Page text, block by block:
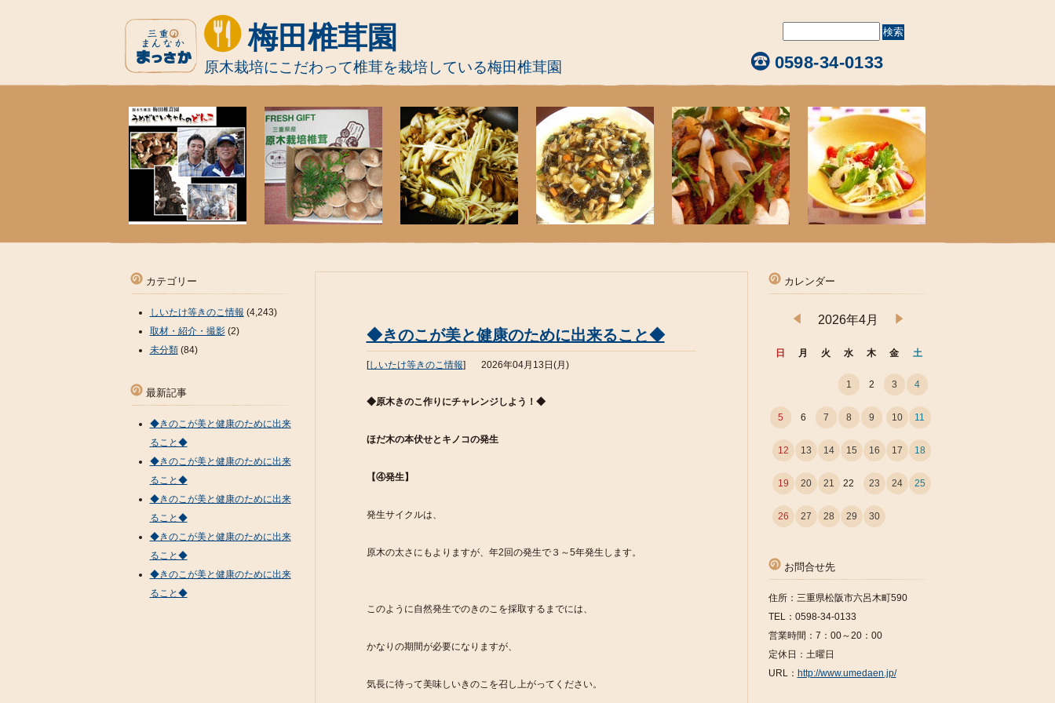
梅田椎茸園
原木栽培にこだわって椎茸を栽培している梅田椎茸園 0598-34-0133
◆きのこが美と健康のために出来ること◆
[しいたけ等きのこ情報] 2026年04月13日(月)
◆原木きのこ作りにチャレンジしよう！◆
ほだ木の本伏せとキノコの発生
【④発生】
発生サイクルは、
原木の太さにもよりますが、年2回の発生で３～5年発生します。
このように自然発生でのきのこを採取するまでには、
かなりの期間が必要になりますが、
気長に待って美味しいきのこを召し上がってください。
カテゴリー
しいたけ等きのこ情報 (4,243)
取材・紹介・撮影(2)
未分類(84)
最新記事
◆きのこが美と健康のために出来
ること◆
◆きのこが美と健康のために出来
ること◆
◆きのこが美と健康のために出来
ること◆
◆きのこが美と健康のために出来
ること◆
◆きのこが美と健康のために出来
ること◆
カレンダー
2026年4月
日 月 火 水 木 金 土
1 2 3 4
5 6 7 8 9 10 11
12 13 14 15 16 17 18
19 20 21 22 23 24 25
26 27 28 29 30
お問合せ先
住所：三重県松阪市六呂木町590
TEL：0598-34-0133
営業時間：7：00～20：00
定休日：土曜日
URL： http://www.umedaen.jp/